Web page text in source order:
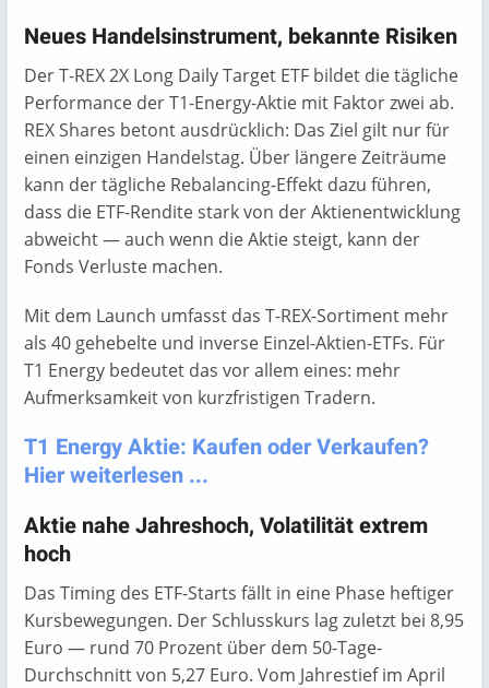
Neues Handelsinstrument, bekannte Risiken
Der T-REX 2X Long Daily Target ETF bildet die tägliche
Performance der T1-Energy-Aktie mit Faktor zwei ab.
REX Shares betont ausdrücklich: Das Ziel gilt nur für
einen einzigen Handelstag. Über längere Zeiträume
kann der tägliche Rebalancing-Effekt dazu führen,
dass die ETF-Rendite stark von der Aktienentwicklung
abweicht — auch wenn die Aktie steigt, kann der
Fonds Verluste machen.
Mit dem Launch umfasst das T-REX-Sortiment mehr
als 40 gehebelte und inverse Einzel-Aktien-ETFs. Für
T1 Energy bedeutet das vor allem eines: mehr
Aufmerksamkeit von kurzfristigen Tradern.
T1 Energy Aktie: Kaufen oder Verkaufen?
Hier weiterlesen ...
Aktie nahe Jahreshoch, Volatilität extrem
hoch
Das Timing des ETF-Starts fällt in eine Phase heftiger
Kursbewegungen. Der Schlusskurs lag zuletzt bei 8,95
Euro — rund 70 Prozent über dem 50-Tage-
Durchschnitt von 5,27 Euro. Vom Jahrestief im April